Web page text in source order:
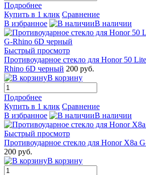
Подробнее
Купить в 1 клик Сравнение
В избранное
В наличии
Быстрый просмотр
Противоударное стекло для Honor 50
Rhino 6D черный 200 руб.
В корзину
Подробнее
Купить в 1 клик Сравнение
В избранное
В наличии
Быстрый просмотр
Противоударное стекло для Honor X8a
200 руб.
В корзину